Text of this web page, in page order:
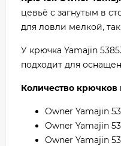
цевьё с загнутым в
для ловли мелкой,
У крючка Yamajin
подходит для
Количество крючков
Owner Yamajin
Owner Yamajin
Owner Yamajin